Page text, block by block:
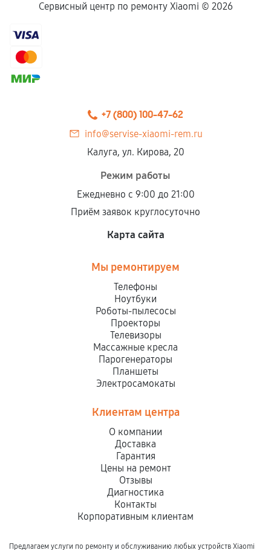
Сервисный центр по ремонту Xiaomi © 2026
+7 (800) 100-47-62
info@servise-xiaomi-rem.ru
Калуга, ул. Кирова, 20
Режим работы
Ежедневно с 9:00 до 21:00
Приём заявок круглосуточно
Карта сайта
Мы ремонтируем
Телефоны
Ноутбуки
Роботы-пылесосы
Проекторы
Телевизоры
Массажные кресла
Парогенераторы
Планшеты
Электросамокаты
Клиентам центра
О компании
Доставка
Гарантия
Цены на ремонт
Отзывы
Диагностика
Контакты
Корпоративным клиентам
Предлагаем услуги по ремонту и обслуживанию любых устройств Xiaomi